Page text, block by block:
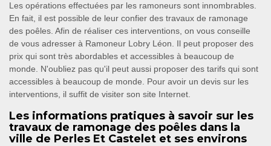
Les opérations effectuées par les ramoneurs sont innombrables.
En fait, il est possible de leur confier des travaux de ramonage
des poêles. Afin de réaliser ces interventions, on vous conseille
de vous adresser à Ramoneur Lobry Léon. Il peut proposer des
prix qui sont très abordables et accessibles à beaucoup de
monde. N'oubliez pas qu'il peut aussi proposer des tarifs qui sont
accessibles à beaucoup de monde. Pour avoir un devis sur les
interventions, il suffit de visiter son site Internet.
Les informations pratiques à savoir sur les
travaux de ramonage des poêles dans la
ville de Perles Et Castelet et ses environs